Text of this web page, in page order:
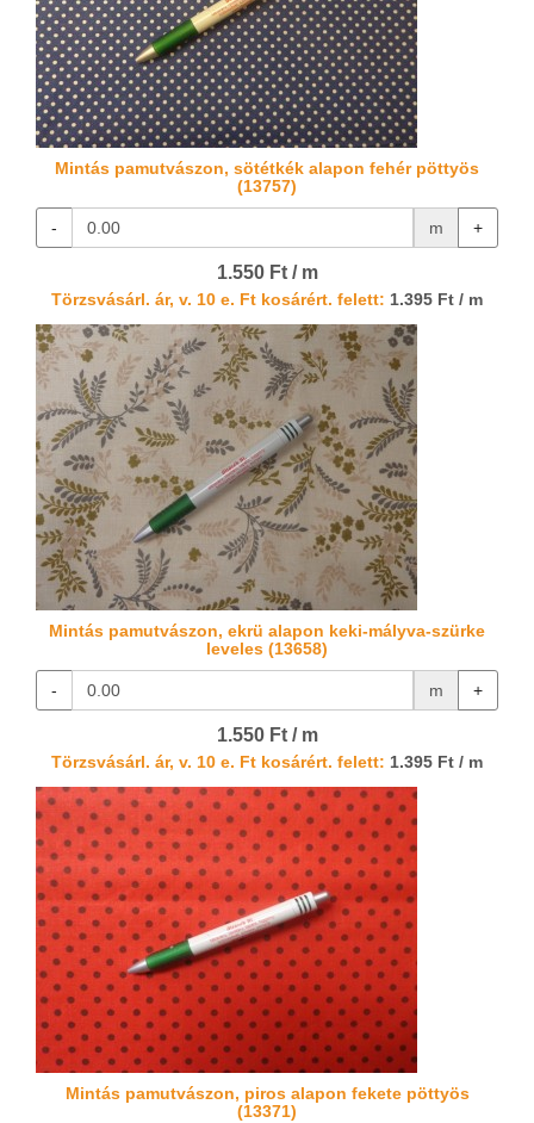
Mintás pamutvászon, sötétkék alapon fehér pöttyös
(13757)
- m +
1.550 Ft / m
Törzsvásárl. ár, v. 10 e. Ft kosárért. felett: 1.395 Ft / m
Mintás pamutvászon, ekrü alapon keki-mályva-szürke
leveles (13658)
- m +
1.550 Ft / m
Törzsvásárl. ár, v. 10 e. Ft kosárért. felett: 1.395 Ft / m
Mintás pamutvászon, piros alapon fekete pöttyös
(13371)